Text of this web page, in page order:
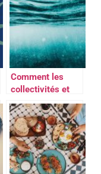
Comment les
collectivités et
les territoires
peuvent gérer
l’eau durablement
?